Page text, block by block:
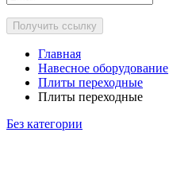
Получить ссылку
Главная
Навесное оборудование
Плиты переходные
Плиты переходные
Без категории